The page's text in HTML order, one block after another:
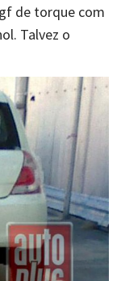
de torque com
Talvez o